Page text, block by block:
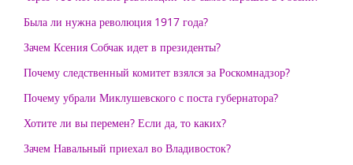
Была ли нужна революция 1917 года?
Зачем Ксения Собчак идет в президенты?
Почему следственный комитет взялся за Роскомнадзор?
Почему убрали Миклушевского с поста губернатора?
Хотите ли вы перемен? Если да, то каких?
Зачем Навальный приехал во Владивосток?